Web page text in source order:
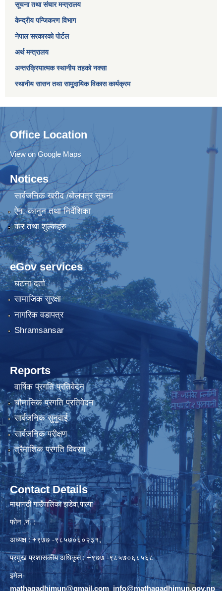
सूचना तथा संचार मन्त्रालय
केन्द्रीय पन्जिकरण विभाग
नेपाल सरकारको पोर्टल
अर्थ मन्त्रालय
अन्तरक्रियात्मक स्थानीय तहको नक्सा
स्थानीय सासन तथा सामुदायिक विकास कार्यक्रम
Office Location
View on Google Maps
Notices
सार्वजनिक खरीद /बोलपत्र सूचना
ऐन, कानुन तथा निर्देशिका
कर तथा शुल्कहरु
eGov services
घटना दर्ता
सामाजिक सुरक्षा
नागरिक वडापत्र
Shramsansar
Reports
वार्षिक प्रगति प्रतिवेदन
चौमासिक प्रगति प्रतिवेदन
सार्वजनिक सुनुवाई
सार्वजनिक परीक्षण
त्रैमाशिक प्रगति विवरण
Contact Details
माथागढी गाउँपालिका झडेवा,पाल्पा
फोन .नं. :
अध्यक्ष : +९७७ -९८५७०६०२३१,
प्रमुख प्रशासकीय अधिकृत : +९७७ -९८५७०६८५६८
इमेल-
mathagadhimun@gmail.com, info@mathagadhimun.gov.np